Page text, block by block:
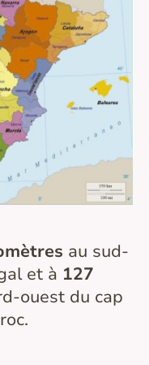
au sud-
et à 127
ouest du cap
.